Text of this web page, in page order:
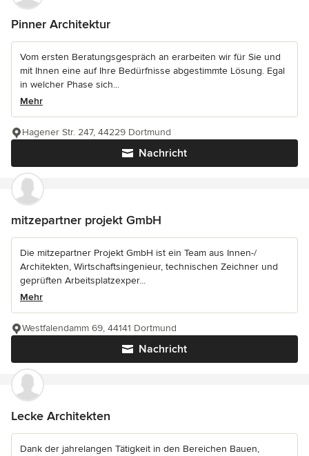
Pinner Architektur
Vom ersten Beratungsgespräch an erarbeiten wir für Sie und
mit Ihnen eine auf Ihre Bedürfnisse abgestimmte Lösung. Egal
in welcher Phase sich...
Mehr
Nachricht
Hagener Str. 247, 44229 Dortmund
mitzepartner projekt GmbH
Die mitzepartner Projekt GmbH ist ein Team aus Innen-/
Architekten, Wirtschaftsingenieur, technischen Zeichner und
geprüften Arbeitsplatzexper...
Mehr
Nachricht
Westfalendamm 69, 44141 Dortmund
Lecke Architekten
Dank der jahrelangen Tätigkeit in den Bereichen Bauen,